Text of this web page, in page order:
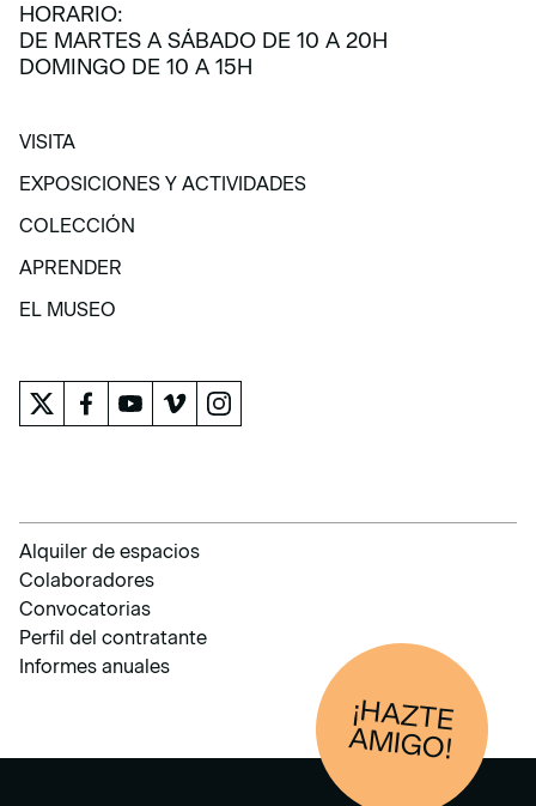
HORARIO:
DE MARTES A SÁBADO DE 10 A 20H
DOMINGO DE 10 A 15H
VISITA
VISITA
EXPOSICIONES Y ACTIVIDADES
EXPOSICIONES Y ACTIVIDADES
COLECCIÓN
COLECCIÓN
APRENDER
APRENDER
EL MUSEO
Alquiler de espacios
Colaboradores
Convocatorias
Perfil del contratante
Informes anuales
¡HAZTE
AM
IGO!